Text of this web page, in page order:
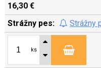
16,30 €
Strážny
ks